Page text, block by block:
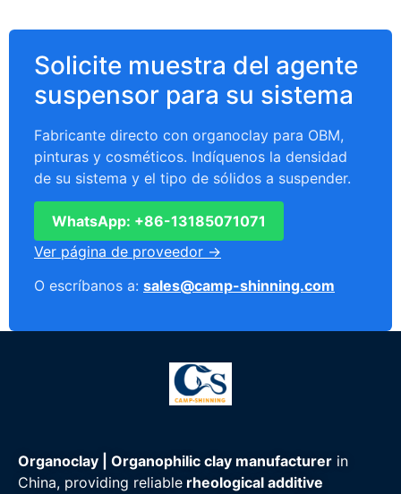
Solicite muestra del agente
suspensor para su sistema
Fabricante directo con organoclay para OBM,
pinturas y cosméticos. Indíquenos la densidad
de su sistema y el tipo de sólidos a suspender.
WhatsApp: +86-13185071071
Ver página de proveedor →
O escríbanos a: sales@camp-shinning.com
Organoclay | Organophilic clay manufacturer in
China, providing reliable rheological additive